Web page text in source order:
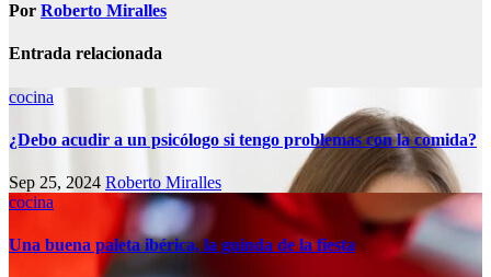
Por Roberto Miralles
Entrada relacionada
cocina
¿Debo acudir a un psicólogo si tengo problemas con la comida?
Sep 25, 2024 Roberto Miralles
cocina
Una buena paleta ibérica, la guinda de la fiesta